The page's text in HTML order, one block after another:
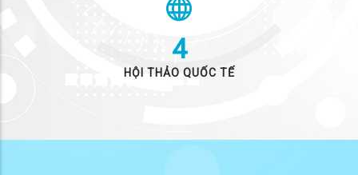
4
HỘI THẢO QUỐC TẾ